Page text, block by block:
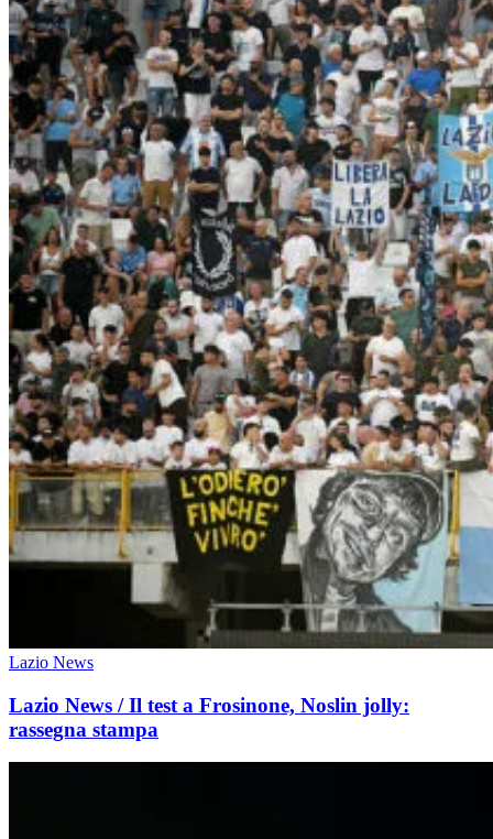
Lazio News
Lazio News / Il test a Frosinone, Noslin jolly:
rassegna stampa